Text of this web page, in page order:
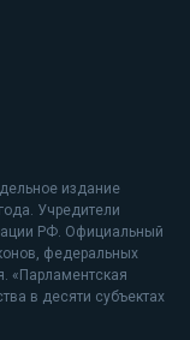
издание
Учредители
РФ. Официальный
федеральных
«Парламентская
в десяти субъектах